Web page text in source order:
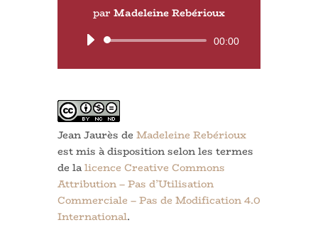
par Madeleine Rebérioux
Lecteur
00:00
Jean Jaurès de Madeleine Rebérioux
est mis à disposition selon les termes
de lalicence Creative Commons
Attribution – Pas d’Utilisation
Commerciale – Pas de Modification 4.0
International.